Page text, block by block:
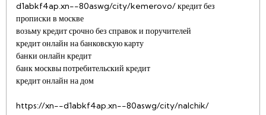
d1abkf4ap.xn--80aswg/city/kemerovo/ кредит без
прописки в москве
возьму кредит срочно без справок и поручителей
кредит онлайн на банковскую карту
банки онлайн кредит
банк москвы потребительский кредит
кредит онлайн на дом
https://xn--d1abkf4ap.xn--80aswg/city/nalchik/